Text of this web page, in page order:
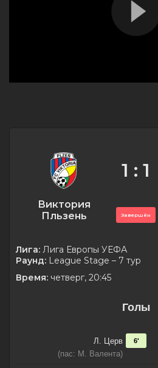
Виктория
Пльзень
1 : 1
Завершён
Лига: Лига Европы УЕФА
Раунд: League Stage – 7 тур
Время: четверг, 20:45
Голы
Л. Церв
(пас: М. Валента)
6'